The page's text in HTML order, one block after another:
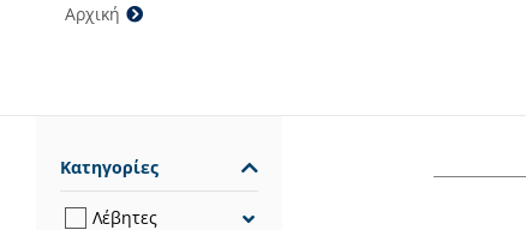
Αρχική
Κατηγορίες
Λέβητες